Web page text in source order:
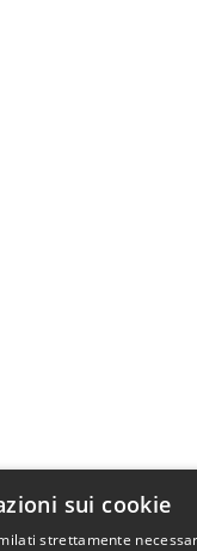
sui cookie
strettamente